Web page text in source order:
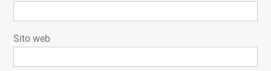
Sito web